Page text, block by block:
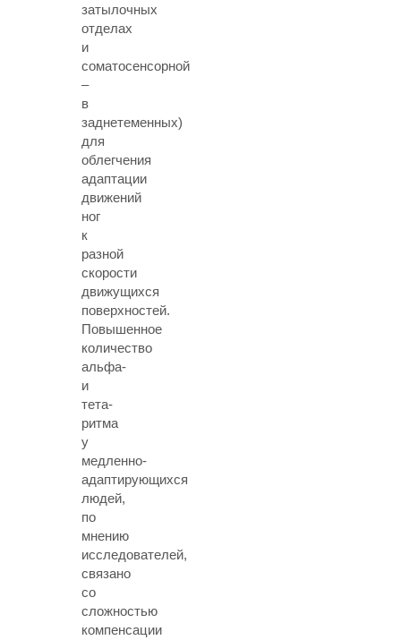
затылочных
отделах
и
соматосенсорной
–
в
заднетеменных)
для
облегчения
адаптации
движений
ног
к
разной
скорости
движущихся
поверхностей.
Повышенное
количество
альфа-
и
тета-
ритма
у
медленно-
адаптирующихся
людей,
по
мнению
исследователей,
связано
со
сложностью
компенсации